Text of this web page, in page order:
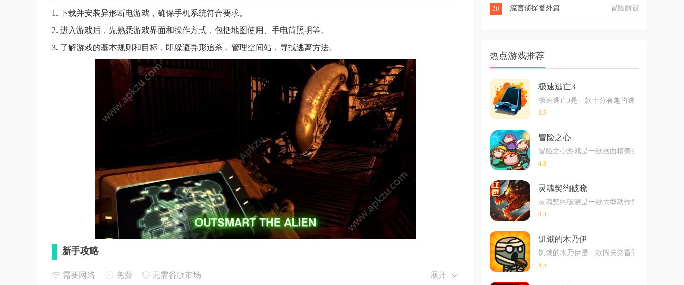
1. 下载并安装异形断电游戏，确保手机系统符合要求。
2. 进入游戏后，先熟悉游戏界面和操作方式，包括地图使用、手电筒照明等。
3. 了解游戏的基本规则和目标，即躲避异形追杀，管理空间站，寻找逃离方法。
新手攻略
1. 利用地图和手电筒等工具，时刻关注异形的位置和动向，避免被其发现。
需要网络 免费 无需谷歌市场 展开
10 流言侦探番外篇 冒险解谜
热点游戏推荐
极速逃亡3
极速逃亡3是一款十分有趣的逃脱类游戏，在
3.5
冒险之心
冒险之心游戏是一款画面精美的卡通冒险游
4.8
灵魂契约破晓
灵魂契约破晓是一款大型动作竞技手游，玩
4.3
饥饿的木乃伊
饥饿的木乃伊是一款闯关类冒险游戏，整个
4.5